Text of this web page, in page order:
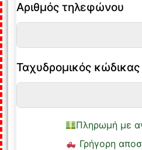
Αριθμός τηλεφώνου
Ταχυδρομικός κώδικας
Πληρωμή με
Γρήγορη